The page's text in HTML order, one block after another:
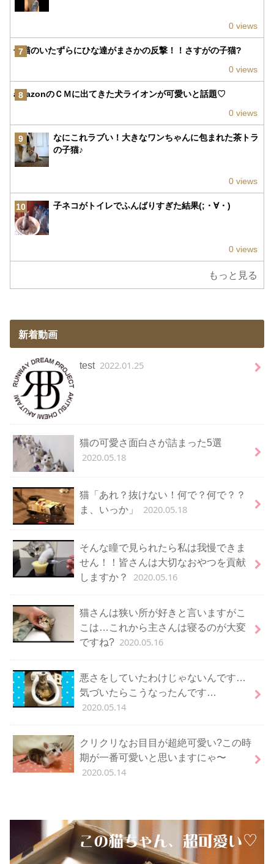
0 views
7
子猫のいたずらにひな達がまさかの反撃！！さすがの子猫?
0 views
8
amazonのＣＭに出てきた犬ライオンが可愛いと話題♡
0 views
9
なにこれラブい！大きなワンちゃんに包まれた茶トラ
の子猫♪
0 views
10 子ネコがトイレでふんばりすぎた結果(;・∀・)
0 views
もっと見る
新着動画
test 2022.01.25
猫の可愛さ面白さが詰まった5選
2020.05.18
猫「あれ？抜けない！何で？何で？？
ま、いっか」
2020.05.18
そんな瞳で見られたら私は我慢できま
せん！！皆さんは大切なおやつを貢献
しますか？
2020.05.16
猫さんは狭い所が好きと言いますがこ
こは…これから主さんは寝るのが大変
ですね? 2020.05.16
悪さをしていたわけじゃないんです…
気づいたらこうなったんです…
2020.05.14
クリクリなお目目が超絶可愛い?この時
期が一番可愛いと思いますにゃ〜
2020.05.14